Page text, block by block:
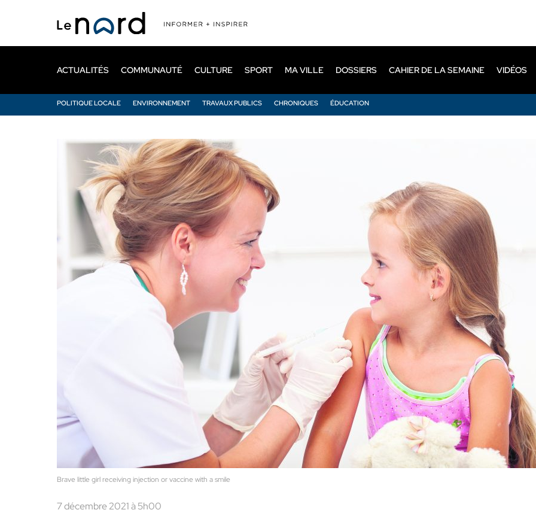
principal
ACTUALITÉS
POLITIQUE LOCALE ENVIRONNEMENT TRAVAUX PUBLICS CHRONIQUES ÉDUCATION
COMMUNAUTÉ CULTURE SPORT MA VILLE DOSSIERS CAHIER DE LA SEMAINE VIDÉOS
Brave little girl receiving injection or vaccine with a smile
7 décembre 2021 à 5h00